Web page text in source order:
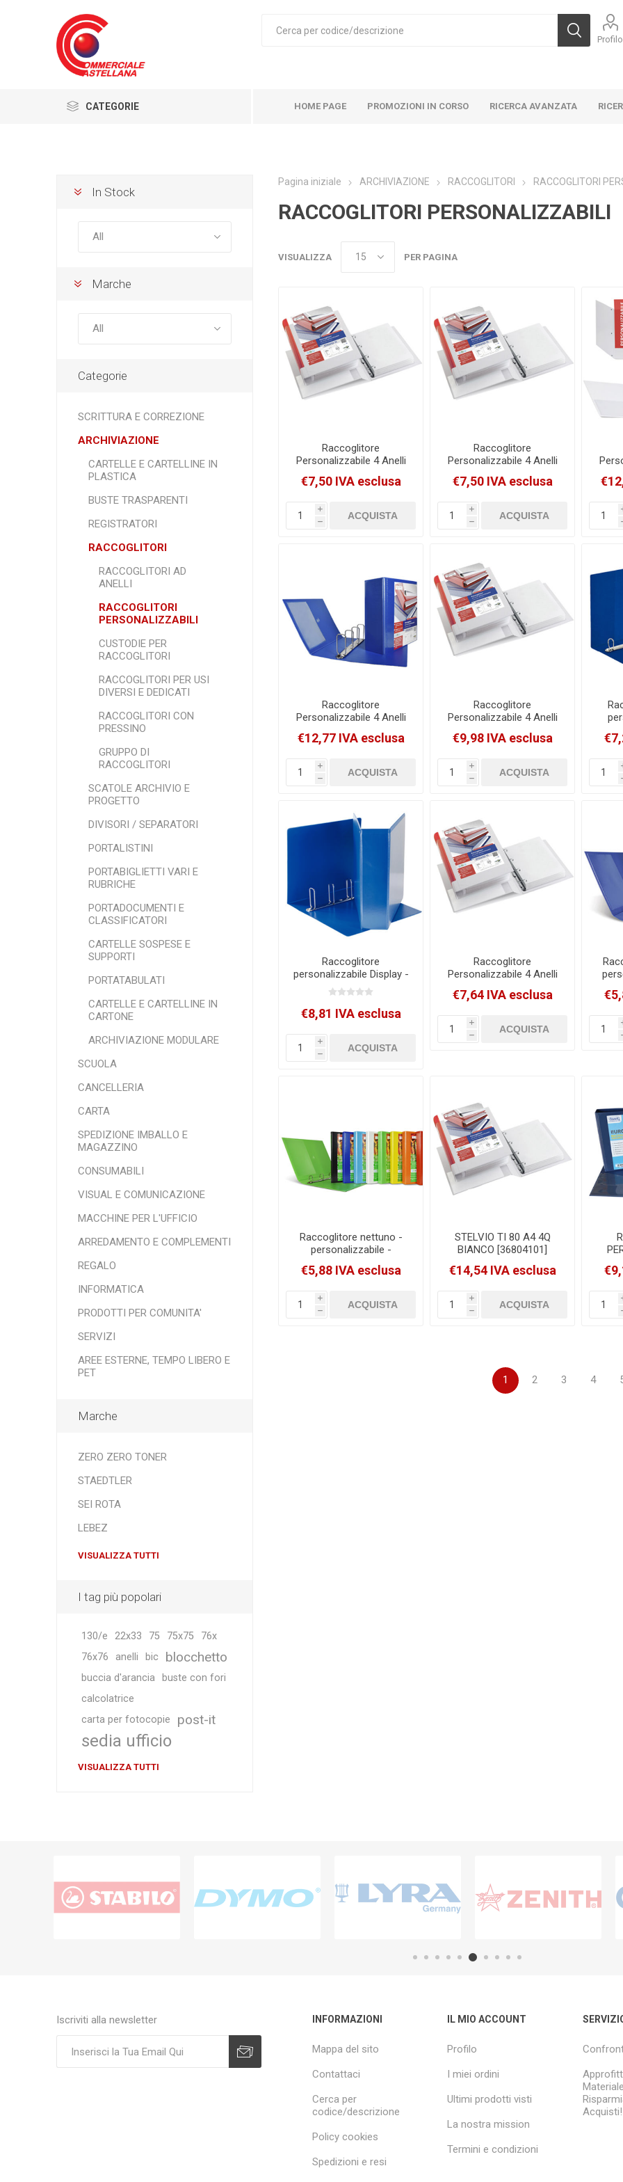
Profilo
CATEGORIE HOME PAGE PROMOZIONI IN CORSO RICERCA AVANZATA
Pagina iniziale ARCHIVIAZIONE RACCOGLITORI RACCOGLITORI
RACCOGLITORI PERSONALIZZABILI
VISUALIZZA PER PAGINA
Raccoglitore
Personalizzabile 4 Anelli
A D 25Mm Sei Rota
Stelvio Ti Bianco
[36254601]
€7,50 IVA esclusa
i
h
Raccoglitore
Personalizzabile 4 Anelli
A D 17Mm Sei Rota
Stelvio Ti Bianco
[36174601]
€7,50 IVA esclusa
i
h
A
Raccoglitore
Personalizzabile 4 Anelli
Quadri 65mm Sei Rota
Stelvio TI 22x30cm
[36654137]
€12,77 IVA esclusa
i
h
Raccoglitore
Personalizzabile 4 Anelli
A D 50Mm Sei Rota
Stelvio Ti Bianco
[36504101]
€9,98 IVA esclusa
i
h
Raccoglitore
personalizzabile Display -
4 anelli quadri 65 mm -
- blu - Esselte
€8,81 IVA esclusa
i
h
Raccoglitore
Personalizzabile 4 Anelli
A D 30Mm Sei Rota
Stelvio Ti Bianco
[36304101]
€7,64 IVA esclusa
i
h
Raccoglitore nettuno -
personalizzabile -
color.assortiti - 22x30cm
- A4 - 4D - Sei Rota
€5,88 IVA esclusa
i
h
STELVIO TI 80 A4 4Q
BIANCO [36804101]
€14,54 IVA esclusa
i
h
BLU
1 2 3 4
In Stock
Marche
Categorie
SCRITTURA E CORREZIONE
ARCHIVIAZIONE
CARTELLE E CARTELLINE IN
PLASTICA
BUSTE TRASPARENTI
REGISTRATORI
RACCOGLITORI
RACCOGLITORI AD
ANELLI
RACCOGLITORI
PERSONALIZZABILI
CUSTODIE PER
RACCOGLITORI
RACCOGLITORI PER USI
DIVERSI E DEDICATI
RACCOGLITORI CON
PRESSINO
GRUPPO DI
RACCOGLITORI
SCATOLE ARCHIVIO E
PROGETTO
DIVISORI / SEPARATORI
PORTALISTINI
PORTABIGLIETTI VARI E
RUBRICHE
PORTADOCUMENTI E
CLASSIFICATORI
CARTELLE SOSPESE E
SUPPORTI
PORTATABULATI
CARTELLE E CARTELLINE IN
CARTONE
ARCHIVIAZIONE MODULARE
SCUOLA
CANCELLERIA
CARTA
SPEDIZIONE IMBALLO E
MAGAZZINO
CONSUMABILI
VISUAL E COMUNICAZIONE
MACCHINE PER L'UFFICIO
ARREDAMENTO E COMPLEMENTI
REGALO
INFORMATICA
PRODOTTI PER COMUNITA'
SERVIZI
AREE ESTERNE, TEMPO LIBERO E
PET
Marche
ZERO ZERO TONER
STAEDTLER
SEI ROTA
LEBEZ
VISUALIZZA TUTTI
I tag più popolari
130/e 22x33 75 75x75
76x
76x76
anelli bic blocchetto
buccia d'arancia
buste con fori
calcolatrice
carta per fotocopie
post-it
sedia ufficio
VISUALIZZA TUTTI
Iscriviti alla newsletter INFORMAZIONI
Mappa del sito
Contattaci
Cerca per
codice/descrizione
Policy cookies
Spedizioni e resi
IL MIO ACCOUNT
Profilo
I miei ordini
Ultimi prodotti visti
La nostra mission
Termini e condizioni
Acquisti!